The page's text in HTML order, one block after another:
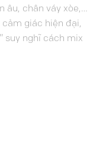
âu, chân váy xòe,…
giác hiện đại,
suy nghĩ cách mix